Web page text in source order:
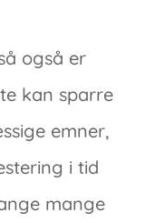
også er
kan sparre
emner,
i tid
mange